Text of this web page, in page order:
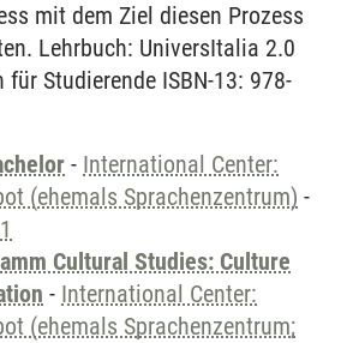
mit dem Ziel diesen Prozess
Lehrbuch: UniversItalia 2.0
Studierende ISBN-13: 978-
- International Center:
(ehemals Sprachenzentrum) -
Cultural Studies: Culture
- International Center:
(ehemals Sprachenzentrum;